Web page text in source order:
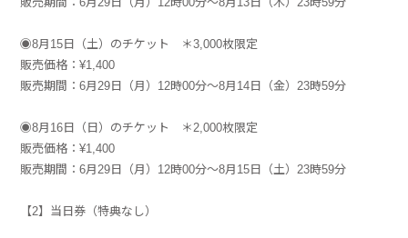
◉8月15日（土）のチケット ＊3,000枚限定
販売価格：¥1,400
販売期間：6月29日（月）12時00分〜8月14日（金）23時59分
◉8月16日（日）のチケット ＊2,000枚限定
販売価格：¥1,400
販売期間：6月29日（月）12時00分〜8月15日（土）23時59分
【2】当日券（特典なし）